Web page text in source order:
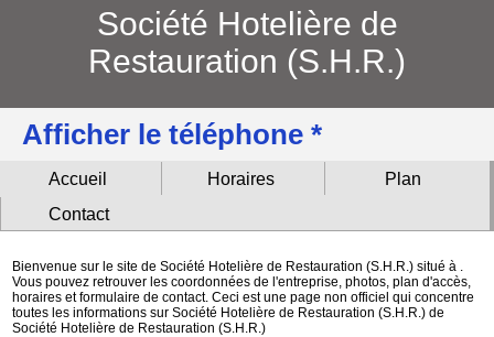
Société Hotelière de
Restauration (S.H.R.)
Afficher le téléphone *
Accueil Horaires
Plan
Contact
Bienvenue sur le site de Société Hotelière de Restauration (S.H.R.) situé à .
Vous pouvez retrouver les coordonnées de l'entreprise, photos, plan d'accès,
horaires et formulaire de contact. Ceci est une page non officiel qui concentre
toutes les informations sur Société Hotelière de Restauration (S.H.R.) de
Société Hotelière de Restauration (S.H.R.)